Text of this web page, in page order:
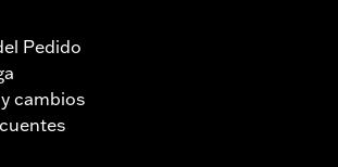
Pedido
cambios